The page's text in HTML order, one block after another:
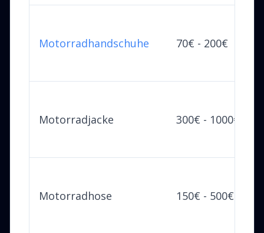
Motorradhandschuhe 70€ - 200€
Motorradjacke 300€ - 1000€
Motorradhose 150€ - 500€